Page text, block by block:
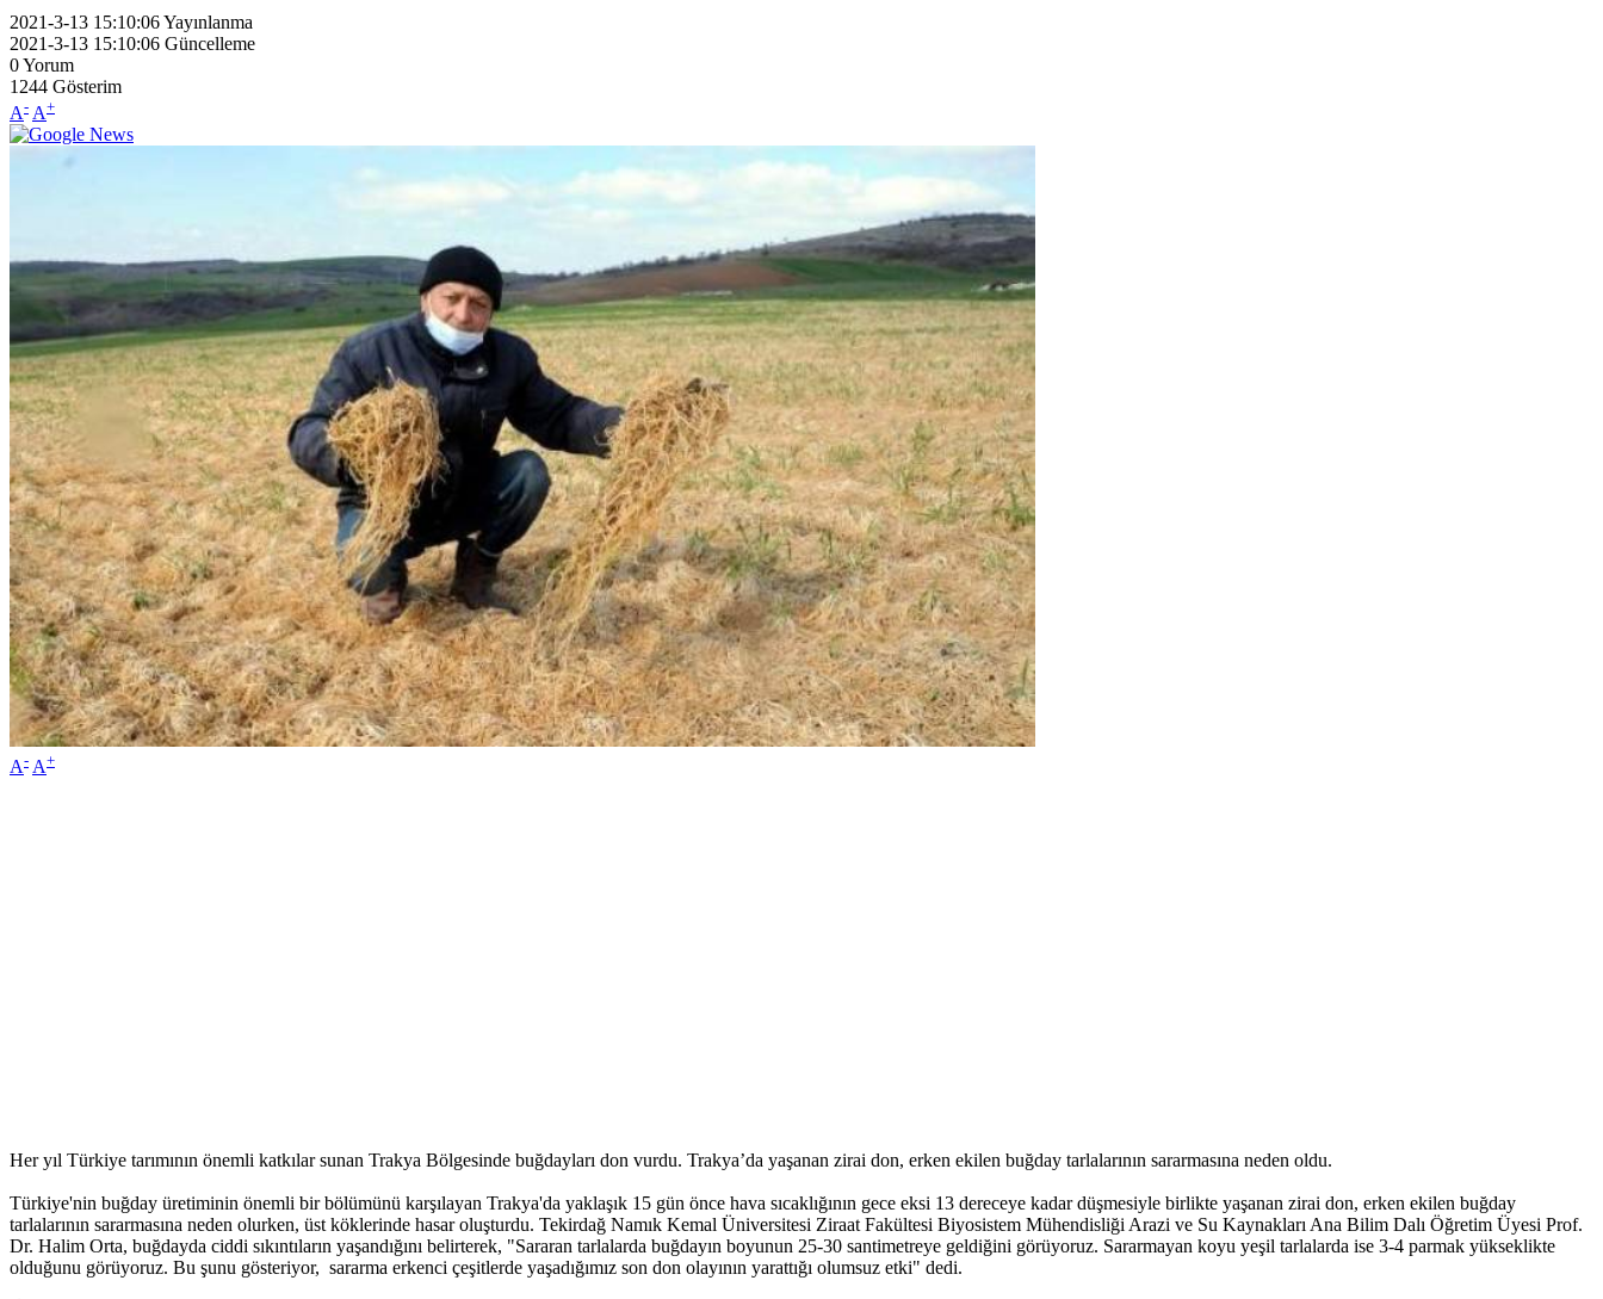
2021-3-13 15:10:06Yayınlanma
2021-3-13 15:10:06 Güncelleme
0Yorum
1244 Gösterim
A- A+
A- A+
Her yıl Türkiye tarımının önemli katkılar sunan Trakya Bölgesinde buğdayları don vurdu. Trakya’da yaşanan zirai don, erken ekilen buğday tarlalarının sararmasına neden oldu.
Türkiye'nin buğday üretiminin önemli bir bölümünü karşılayan Trakya'da yaklaşık 15 gün önce hava sıcaklığının gece eksi 13 dereceye kadar düşmesiyle birlikte yaşanan zirai don, erken ekilen buğday
tarlalarının sararmasına neden olurken, üst köklerinde hasar oluşturdu. Tekirdağ Namık Kemal Üniversitesi Ziraat Fakültesi Biyosistem Mühendisliği Arazi ve Su Kaynakları Ana Bilim Dalı Öğretim Üyesi Prof.
Dr. Halim Orta, buğdayda ciddi sıkıntıların yaşandığını belirterek, "Sararan tarlalarda buğdayın boyunun 25-30 santimetreye geldiğini görüyoruz. Sararmayan koyu yeşil tarlalarda ise 3-4 parmak yükseklikte
olduğunu görüyoruz. Bu şunu gösteriyor, sararma erkenci çeşitlerde yaşadığımız son don olayının yarattığı olumsuz etki" dedi.